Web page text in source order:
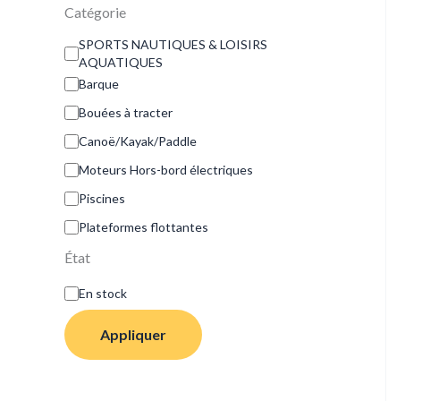
Catégorie
SPORTS NAUTIQUES & LOISIRS
AQUATIQUES
Barque
Bouées à tracter
Canoë/Kayak/Paddle
Moteurs Hors-bord électriques
Piscines
Plateformes flottantes
État
En stock
Appliquer